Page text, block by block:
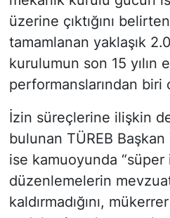
üzerine çıktığını
tamamlanan yaklaşık
kurulumun son 15 yılın
performanslarından biri
İzin süreçlerine ilişkin
bulunan TÜREB Başkan
ise kamuoyunda “süper
düzenlemelerin
kaldırmadığını,